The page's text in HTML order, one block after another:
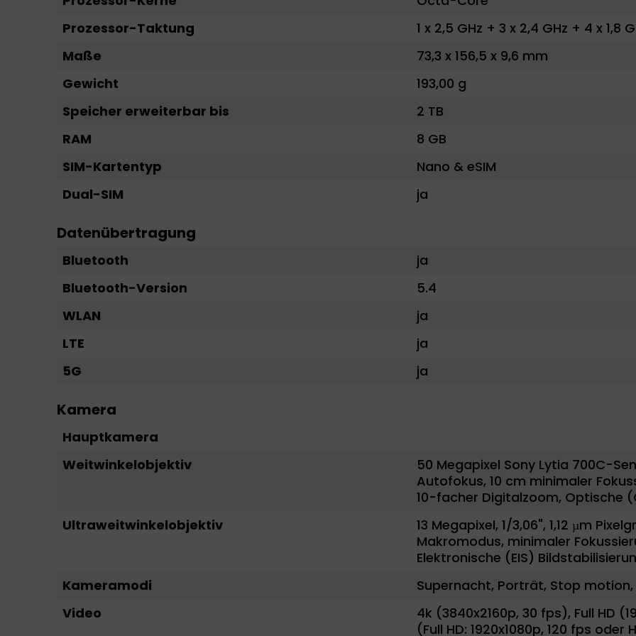
Prozessor-Taktung
1 x 2,5 GHz + 3 x 2,4 GHz + 4 x 1,8
Maße
73,3 x 156,5 x 9,6 mm
Gewicht
193,00 g
Speicher erweiterbar bis
2 TB
RAM
8 GB
SIM-Kartentyp
Nano & eSIM
Dual-SIM
ja
Datenübertragung
Bluetooth
ja
Bluetooth-Version
5.4
WLAN
ja
LTE
ja
5G
ja
Kamera
Hauptkamera
Weitwinkelobjektiv
50 Megapixel Sony Lytia 700C-
Autofokus, 10 cm minimaler
10-facher Digitalzoom, Optische
Ultraweitwinkelobjektiv
13 Megapixel, 1/3,06", 1,12 µm
Makromodus, minimaler
Elektronische (EIS)
Kameramodi
Supernacht, Porträt, Stop motion,
Video
4k (3840x2160p, 30 fps), Full HD
(Full HD: 1920x1080p, 120 fps oder